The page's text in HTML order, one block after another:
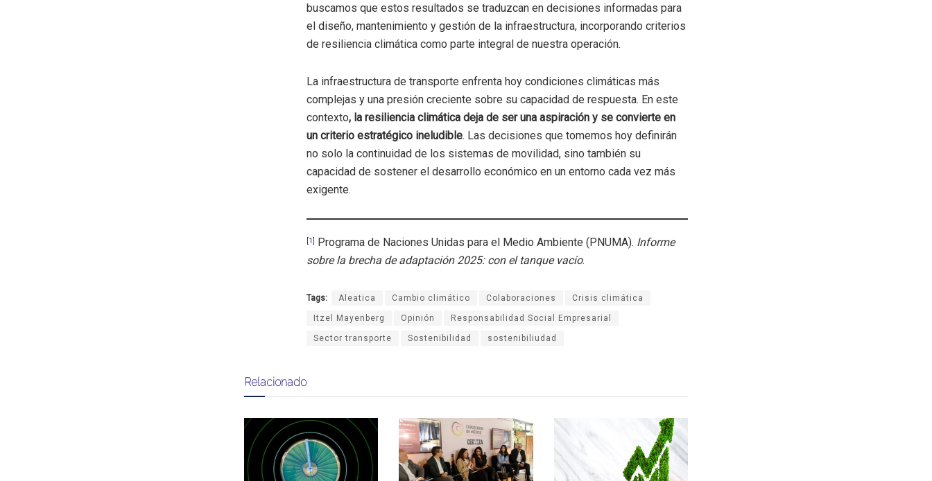
buscamos que estos resultados se traduzcan en decisiones informadas para
el diseño, mantenimiento y gestión de la infraestructura, incorporando criterios
de resiliencia climática como parte integral de nuestra operación.
La infraestructura de transporte enfrenta hoy condiciones climáticas más
complejas y una presión creciente sobre su capacidad de respuesta. En este
contexto, la resiliencia climática deja de ser una aspiración y se convierte en
un criterio estratégico ineludible. Las decisiones que tomemos hoy definirán
no solo la continuidad de los sistemas de movilidad, sino también su
capacidad de sostener el desarrollo económico en un entorno cada vez más
exigente.
[1] Programa de Naciones Unidas para el Medio Ambiente (PNUMA). Informe
sobre la brecha de adaptación 2025: con el tanque vacío.
Tags: Aleatica Cambio climático Colaboraciones Crisis climática
Itzel Mayenberg Opinión Responsabilidad Social Empresarial
Sector transporte Sostenibilidad sostenibiliudad
Relacionado